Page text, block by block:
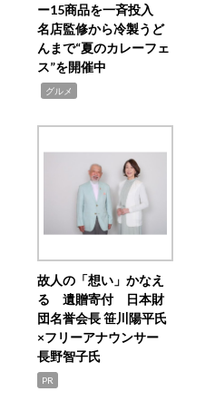
ー15商品を一斉投入
名店監修から冷製うど
んまで“夏のカレーフェ
ス”を開催中
グルメ
故人の「想い」かなえ
る 遺贈寄付 日本財
団名誉会長 笹川陽平氏
×フリーアナウンサー
長野智子氏
PR